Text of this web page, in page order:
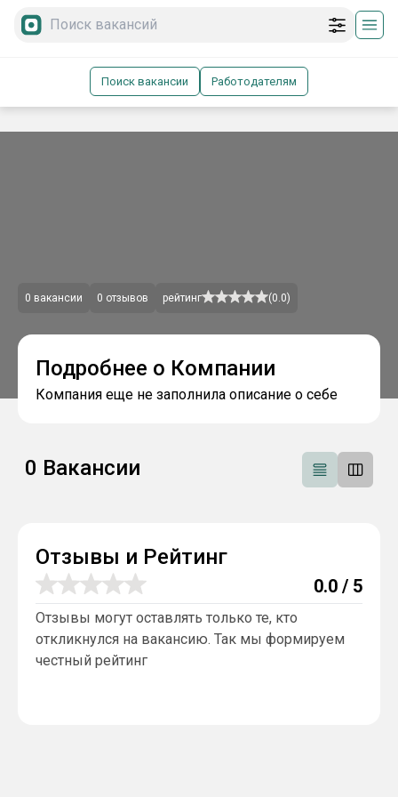
Поиск вакансии Работодателям
0 вакансии 0 отзывов рейтинг (0.0)
Подробнее о Компании
Компания еще не заполнила описание о себе
0 Вакансии
Отзывы и Рейтинг
0.0 / 5
Отзывы могут оставлять только те, кто
откликнулся на вакансию. Так мы формируем
честный рейтинг